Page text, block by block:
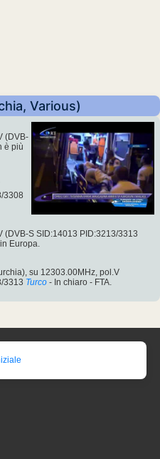
Various)
(DVB-
è più
3308
(DVB-S SID:14013 PID:3213/3313
Europa.
su 12303.00MHz, pol.V
3313 Turco - In chiaro - FTA.